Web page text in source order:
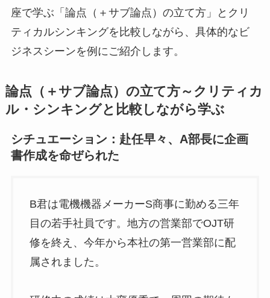
座で学ぶ「論点（＋サブ論点）の立て方」とクリ
ティカルシンキングを比較しながら、具体的なビ
ジネスシーンを例にご紹介します。
論点（＋サブ論点）の立て方～クリティカ
ル・シンキングと比較しながら学ぶ
シチュエーション：赴任早々、A部長に企画
書作成を命ぜられた
B君は電機機器メーカーS商事に勤める三年
目の若手社員です。地方の営業部でOJT研
修を終え、今年から本社の第一営業部に配
属されました。